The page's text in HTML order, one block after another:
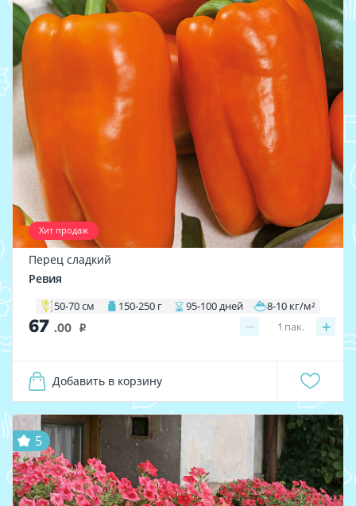
Хит продаж
Перец сладкий
Ревия
50-70 см 150-250 г 95-100 дней 8-10 кг/м²
67 .00 i − +
1 пак.
Добавить в корзину
5